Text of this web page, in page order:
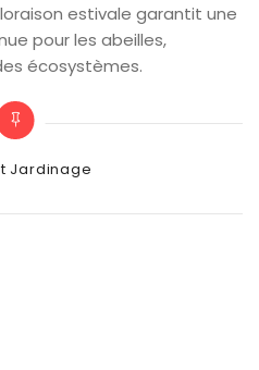
estivale garantit une
pour les abeilles,
écosystèmes.
Jardinage